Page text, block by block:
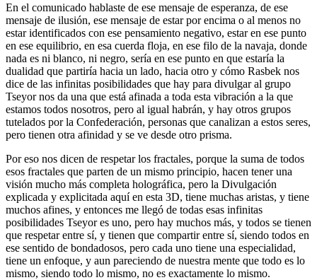
En el comunicado hablaste de ese mensaje de esperanza, de ese
mensaje de ilusión, ese mensaje de estar por encima o al menos no
estar identificados con ese pensamiento negativo, estar en ese punto
en ese equilibrio, en esa cuerda floja, en ese filo de la navaja, donde
nada es ni blanco, ni negro, sería en ese punto en que estaría la
dualidad que partiría hacia un lado, hacia otro y cómo Rasbek nos
dice de las infinitas posibilidades que hay para divulgar al grupo
Tseyor nos da una que está afinada a toda esta vibración a la que
estamos todos nosotros, pero al igual habrán, y hay otros grupos
tutelados por la Confederación, personas que canalizan a estos seres,
pero tienen otra afinidad y se ve desde otro prisma.
Por eso nos dicen de respetar los fractales, porque la suma de todos
esos fractales que parten de un mismo principio, hacen tener una
visión mucho más completa holográfica, pero la Divulgación
explicada y explicitada aquí en esta 3D, tiene muchas aristas, y tiene
muchos afines, y entonces me llegó de todas esas infinitas
posibilidades Tseyor es uno, pero hay muchos más, y todos se tienen
que respetar entre sí, y tienen que compartir entre sí, siendo todos en
ese sentido de bondadosos, pero cada uno tiene una especialidad,
tiene un enfoque, y aun pareciendo de nuestra mente que todo es lo
mismo, siendo todo lo mismo, no es exactamente lo mismo.